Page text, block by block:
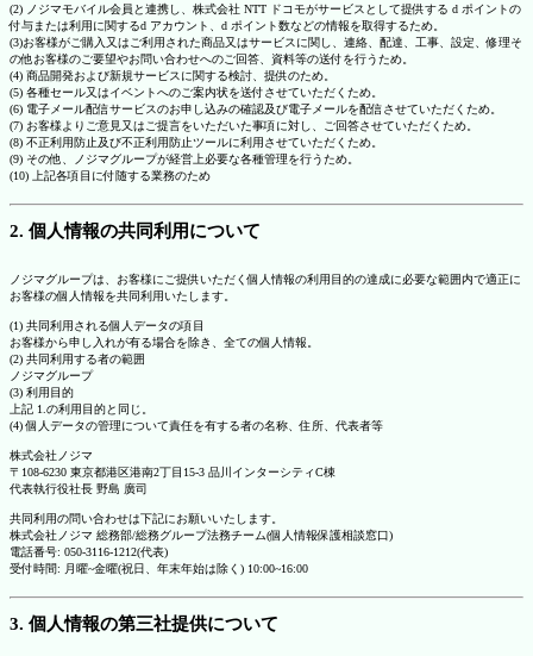
(2) ノジマモバイル会員と連携し、株式会社 NTT ドコモがサービスとして提供する d ポイントの
付与または利用に関するd アカウント、d ポイント数などの情報を取得するため。
(3)お客様がご購入又はご利用された商品又はサービスに関し、連絡、配達、工事、設定、修理そ
の他お客様のご要望やお問い合わせへのご回答、資料等の送付を行うため。
(4) 商品開発および新規サービスに関する検討、提供のため。
(5) 各種セール又はイベントへのご案内状を送付させていただくため。
(6) 電子メール配信サービスのお申し込みの確認及び電子メールを配信させていただくため。
(7) お客様よりご意見又はご提言をいただいた事項に対し、ご回答させていただくため。
(8) 不正利用防止及び不正利用防止ツールに利用させていただくため。
(9) その他、ノジマグループが経営上必要な各種管理を行うため。
(10) 上記各項目に付随する業務のため
2. 個人情報の共同利用について
ノジマグループは、お客様にご提供いただく個人情報の利用目的の達成に必要な範囲内で適正に
お客様の個人情報を共同利用いたします。
(1) 共同利用される個人データの項目
お客様から申し入れが有る場合を除き、全ての個人情報。
(2) 共同利用する者の範囲
ノジマグループ
(3) 利用目的
上記 1.の利用目的と同じ。
(4) 個人データの管理について責任を有する者の名称、住所、代表者等
株式会社ノジマ
〒108-6230 東京都港区港南2丁目15-3 品川インターシティC棟
代表執行役社長 野島 廣司
共同利用の問い合わせは下記にお願いいたします。
株式会社ノジマ 総務部/総務グループ法務チーム(個人情報保護相談窓口)
電話番号: 050-3116-1212(代表)
受付時間: 月曜~金曜(祝日、年末年始は除く) 10:00~16:00
3. 個人情報の第三社提供について